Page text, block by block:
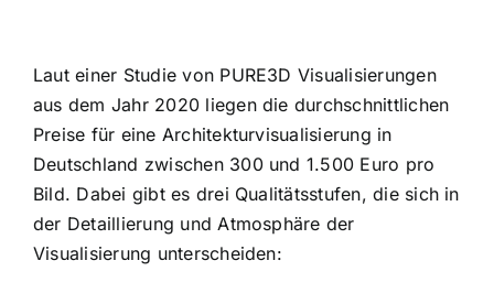
Laut einer Studie von PURE3D Visualisierungen
aus dem Jahr 2020 liegen die durchschnittlichen
Preise für eine Architekturvisualisierung in
Deutschland zwischen 300 und 1.500 Euro pro
Bild. Dabei gibt es drei Qualitätsstufen, die sich in
der Detaillierung und Atmosphäre der
Visualisierung unterscheiden: